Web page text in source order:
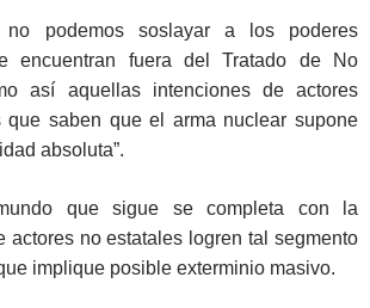
podemos soslayar a los poderes
encuentran fuera del Tratado de No
así aquellas intenciones de actores
que saben que el arma nuclear supone
absoluta”.
que sigue se completa con la
actores no estatales logren tal segmento
implique posible exterminio masivo.